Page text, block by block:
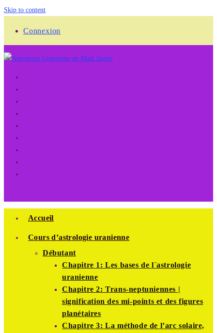
Skip to content
Connexion
Accueil
Cours d’astrologie uranienne
Débutant
Chapitre 1: Les bases de l´astrologie
uranienne
Chapitre 2: Trans-neptuniennes |
signification des mi-points et des figures
planétaires
Chapitre 3: La méthode de l’arc solaire,